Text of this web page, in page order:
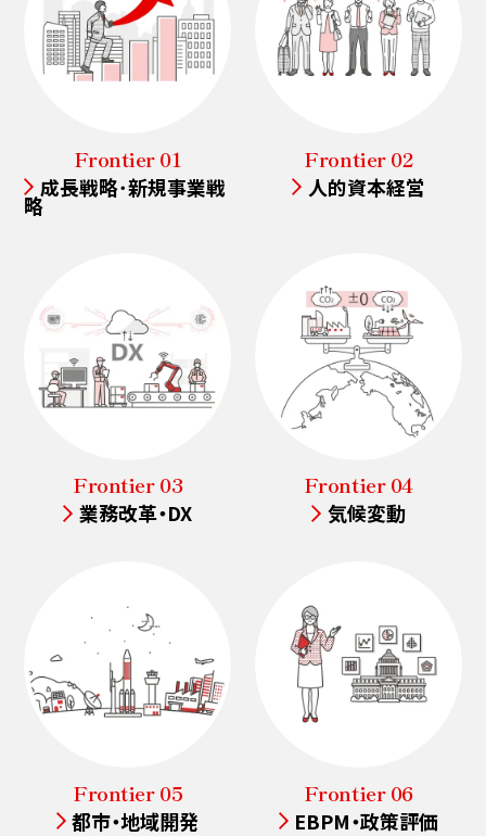
テーマから見る最前線
職種と仕事
Frontier 01
成長戦略･新規事業戦
略
Frontier 02
人的資本経営
Frontier 03
業務改革・DX
Frontier 04
気候変動
Frontier 05
都市・地域開発
Frontier 06
EBPM・政策評価